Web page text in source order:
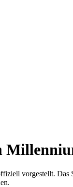
vorgestellt.